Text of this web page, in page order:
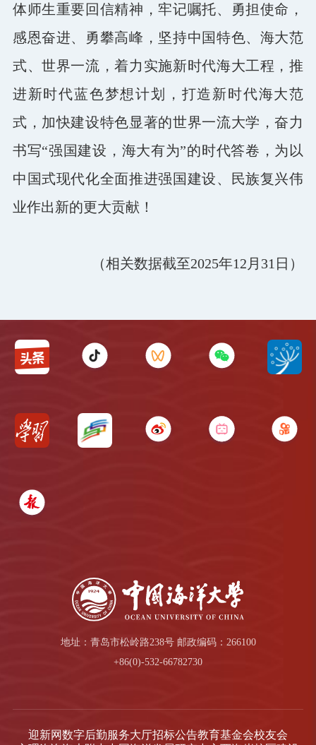
体师生重要回信精神，牢记嘱托、勇担使命，
感恩奋进、勇攀高峰，坚持中国特色、海大范
式、世界一流，着力实施新时代海大工程，推
进新时代蓝色梦想计划，打造新时代海大范
式，加快建设特色显著的世界一流大学，奋力
书写“强国建设，海大有为”的时代答卷，为以
中国式现代化全面推进强国建设、民族复兴伟
业作出新的更大贡献！
（相关数据截至2025年12月31日）
地址：青岛市松岭路238号 邮政编码：266100
+86(0)-532-66782730
迎新网数字后勤服务大厅招标公告教育基金会校友会